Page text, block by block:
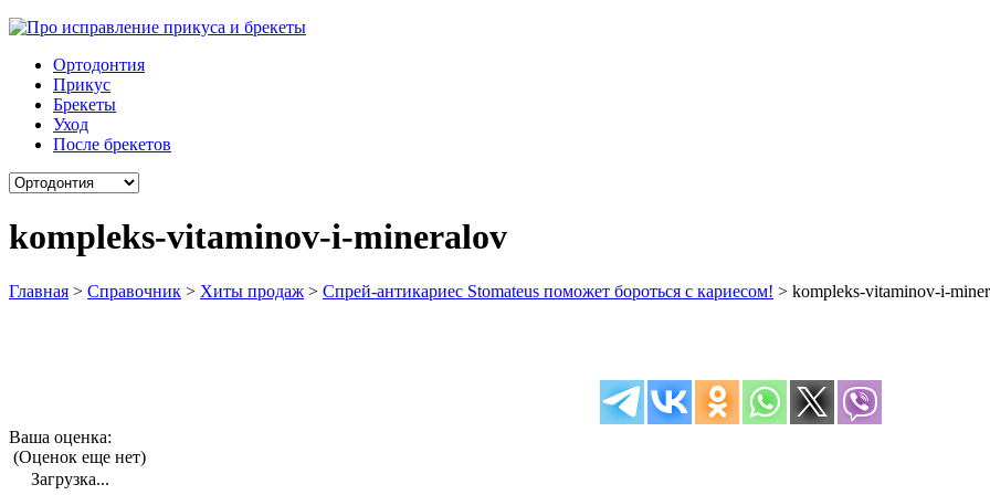
Ортодонтия
Прикус
Брекеты
Уход
После брекетов
kompleks-vitaminov-i-mineralov
Главная > Справочник > Хиты продаж > Cпрей-антикариес Stomateus поможет бороться с кариесом! > kompleks-vitaminov-i-
Ваша оценка:
(Оценок еще нет)
Загрузка...